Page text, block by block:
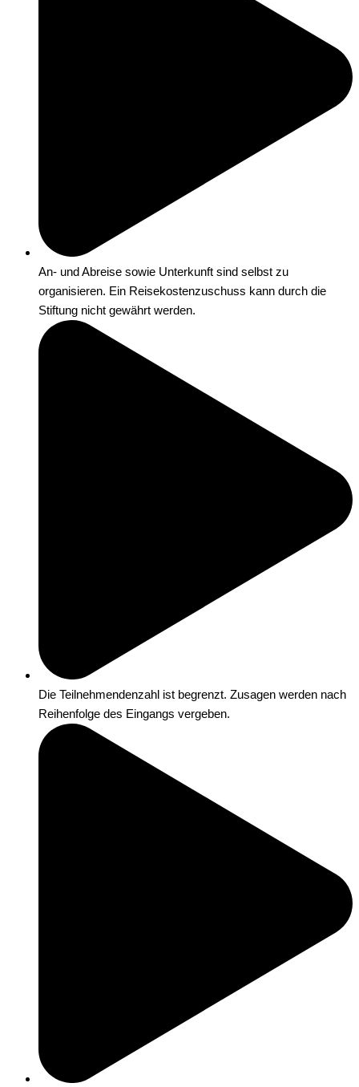
An- und Abreise sowie Unterkunft sind selbst zu
organisieren. Ein Reisekostenzuschuss kann durch die
Stiftung nicht gewährt werden.
Die Teilnehmendenzahl ist begrenzt. Zusagen werden nach
Reihenfolge des Eingangs vergeben.